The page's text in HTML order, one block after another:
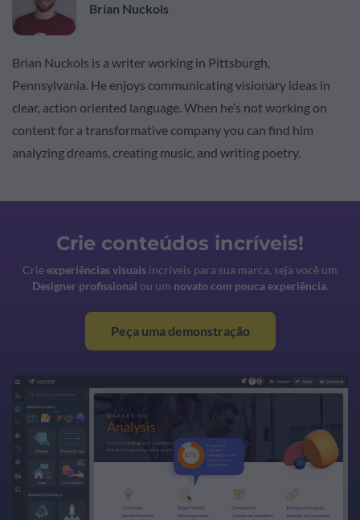
Brian Nuckols
Brian Nuckols is a writer working in Pittsburgh,
Pennsylvania. He enjoys communicating visionary ideas in
clear, action oriented language. When he’s not working on
content for a transformative company you can find him
analyzing dreams, creating music, and writing poetry.
Crie conteúdos incríveis!
Crieexperiências visuais incríveis para sua marca, seja você um
Designer profissional ou um novato com pouca experiência.
Peça uma demonstração